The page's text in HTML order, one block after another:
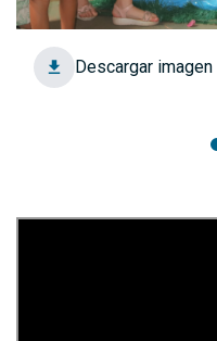
Descargar imagen